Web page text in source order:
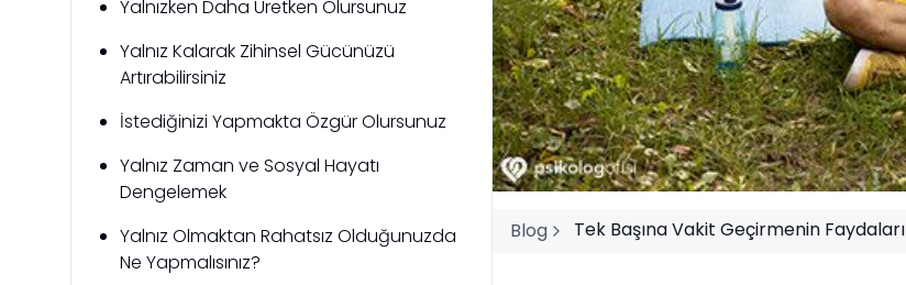
Yalnızken Daha Üretken Olursunuz
Yalnız Kalarak Zihinsel Gücünüzü
Artırabilirsiniz
İstediğinizi Yapmakta Özgür Olursunuz
Yalnız Zaman ve Sosyal Hayatı
Dengelemek
Yalnız Olmaktan Rahatsız Olduğunuzda
Ne Yapmalısınız?
Blog Tek Başına Vakit Geçirmenin Faydaları